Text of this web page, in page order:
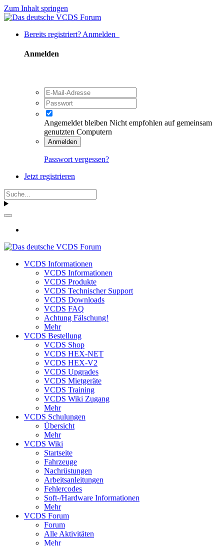
Zum Inhalt springen
Bereits registriert? Anmelden
Anmelden
Angemeldet bleiben Nicht empfohlen auf gemeinsam
genutzten Computern
Anmelden
Passwort vergessen?
Jetzt registrieren
VCDS Informationen
VCDS Informationen
VCDS Produkte
VCDS Technischer Support
VCDS Downloads
VCDS FAQ
Achtung Fälschung!
Mehr
VCDS Bestellung
VCDS Shop
VCDS HEX-NET
VCDS HEX-V2
VCDS Upgrades
VCDS Mietgeräte
VCDS Training
VCDS Wiki Zugang
Mehr
VCDS Schulungen
Übersicht
Mehr
VCDS Wiki
Startseite
Fahrzeuge
Nachrüstungen
Arbeitsanleitungen
Fehlercodes
Soft-/Hardware Informationen
Mehr
VCDS Forum
Forum
Alle Aktivitäten
Mehr